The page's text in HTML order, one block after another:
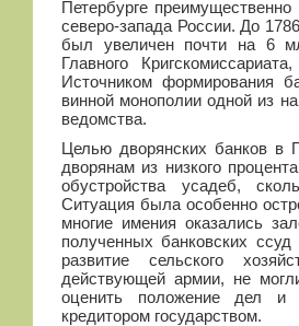
Петербурге
северо-запада России. До
был увеличен почти на 6
Главного
Источником формирования
винной монополии одной из
ведомства.
Целью дворянских банков в
дворянам из низкого
обустройства усадеб,
Ситуация была особенно
многие имения оказались
полученных банковских
развитие сельского
действующей армии, не
оценить положение дел и
кредитором государством.